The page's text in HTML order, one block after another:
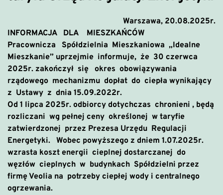
Warszawa, 20.08.2025r.
INFORMACJA DLA MIESZKAŃCÓW
Pracownicza Spółdzielnia Mieszkaniowa „Idealne
Mieszkanie” uprzejmie informuje, że 30 czerwca
2025r. zakończył się okres obowiązywania
rządowego mechanizmu dopłat do ciepła wynikający
z Ustawy z dnia 15.09.2022r.
Od 1 lipca 2025r. odbiorcy dotychczas chronieni , będą
rozliczani wg pełnej ceny określonej w taryfie
zatwierdzonej przez Prezesa Urzędu Regulacji
Energetyki. Wobec powyższego z dniem 1.07.2025r.
wzrasta koszt energii cieplnej dostarczanej do
węzłów cieplnych w budynkach Spółdzielni przez
firmę Veolia na potrzeby ciepłej wody i centralnego
ogrzewania.